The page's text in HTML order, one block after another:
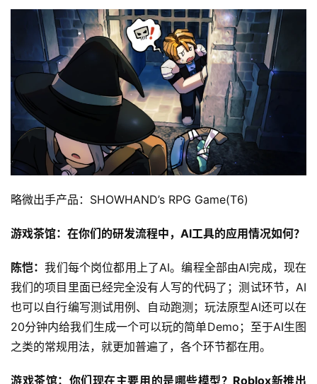
略微出手产品：SHOWHAND’s RPG Game(T6)
游戏茶馆：在你们的研发流程中，AI工具的应用情况如何？
陈恺：我们每个岗位都用上了AI。编程全部由AI完成，现在
我们的项目里面已经完全没有人写的代码了；测试环节，AI
也可以自行编写测试用例、自动跑测；玩法原型AI还可以在
20分钟内给我们生成一个可以玩的简单Demo；至于AI生图
之类的常规用法，就更加普遍了，各个环节都在用。
游戏茶馆：你们现在主要用的是哪些模型？Roblox新推出